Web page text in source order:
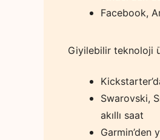
Facebook,
Giyilebilir teknoloji
Swarovski,
akıllı saat
Garmin’den